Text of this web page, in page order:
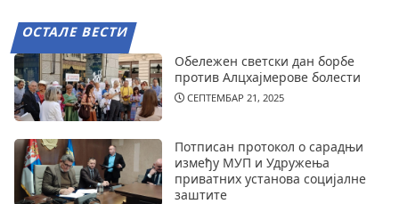
ОСТАЛЕ ВЕСТИ
Обележен светски дан борбе
против Алцхајмерове болести
СЕПТЕМБАР 21, 2025
Потписан протокол о сарадњи
између МУП и Удружења
приватних установа социјалне
заштите